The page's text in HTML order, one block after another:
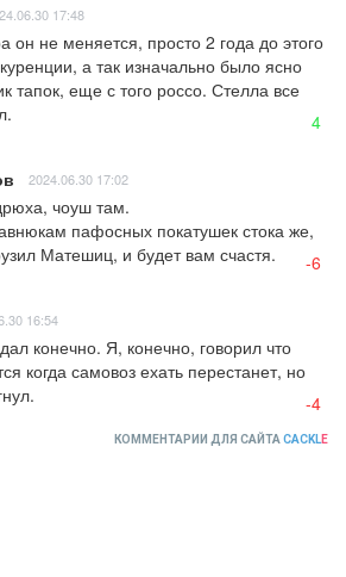
17:48
не меняется, просто 2 года до этого
а так изначально было ясно
тапок, еще с того россо. Стелла все
4
2024.06.30 17:02
чоуш там.
пафосных покатушек стока же,
Матешиц, и будет вам счастя.
-6
16:54
конечно. Я, конечно, говорил что
когда самовоз ехать перестанет, но
-4
КОММЕНТАРИИ ДЛЯ САЙТА CACKLE